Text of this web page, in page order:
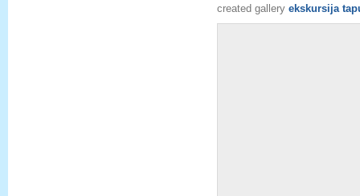
created gallery ekskursija